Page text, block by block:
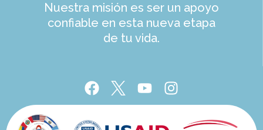
Nuestra misión es ser un apoyo
confiable en esta nueva etapa
de tu vida.